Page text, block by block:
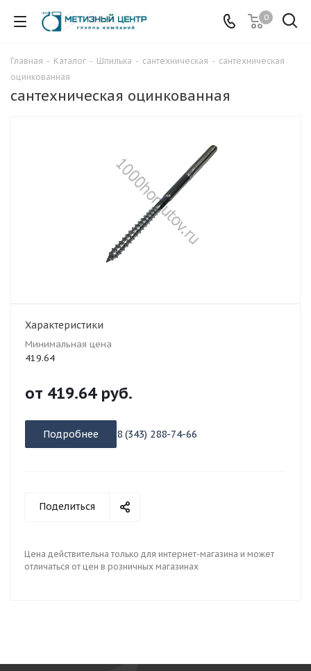
0
Главная - Каталог - Шпилька - сантехническая - сантехническая
оцинкованная
сантехническая оцинкованная
Характеристики
Минимальная цена
419.64
от 419.64 руб.
Подробнее 8 (343) 288-74-66
Поделиться
Цена действительна только для интернет-магазина и может
отличаться от цен в розничных магазинах